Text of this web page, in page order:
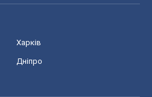
Харків
Дніпро